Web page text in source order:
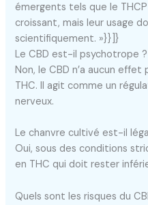
émergents tels que le
croissant, mais leur usage
scientifiquement. »}}]}
Le CBD est-il psychotrope ?
Non, le CBD n’a aucun
THC. Il agit comme un
nerveux.
Le chanvre cultivé est-il
Oui, sous des conditions
en THC qui doit rester
Quels sont les risques du